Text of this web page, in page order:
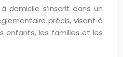
domicile s’inscrit dans un
précis, visant à
enfants, les familles et les